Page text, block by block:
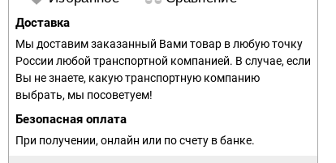
Доставка
Мы доставим заказанный Вами товар в любую точку
России любой транспортной компанией. В случае, если
Вы не знаете, какую транспортную компанию
выбрать, мы посоветуем!
Безопасная оплата
При получении, онлайн или по счету в банке.